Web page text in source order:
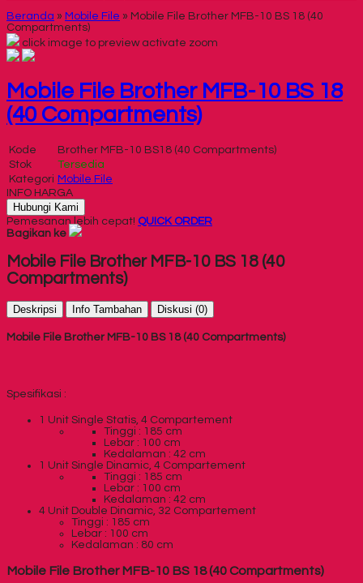
Beranda » Mobile File » Mobile File Brother MFB-10 BS 18 (40
Compartments)
click image to preview activate zoom
Mobile File Brother MFB-10 BS 18
(40 Compartments)
Kode
Brother MFB-10 BS18 (40 Compartments)
Stok
Tersedia
Kategori Mobile File
INFO HARGA
Hubungi Kami
Pemesanan lebih cepat! QUICK ORDER
Bagikan ke
Mobile File Brother MFB-10 BS 18 (40
Compartments)
Deskripsi Info Tambahan Diskusi (0)
Mobile File Brother MFB-10 BS 18 (40 Compartments)
Spesifikasi :
1 Unit Single Statis, 4 Compartement
Tinggi : 185 cm
Lebar : 100 cm
Kedalaman : 42 cm
1 Unit Single Dinamic, 4 Compartement
Tinggi : 185 cm
Lebar : 100 cm
Kedalaman : 42 cm
4 Unit Double Dinamic, 32 Compartement
Tinggi : 185 cm
Lebar : 100 cm
Kedalaman : 80 cm
Mobile File Brother MFB-10 BS 18 (40 Compartments)